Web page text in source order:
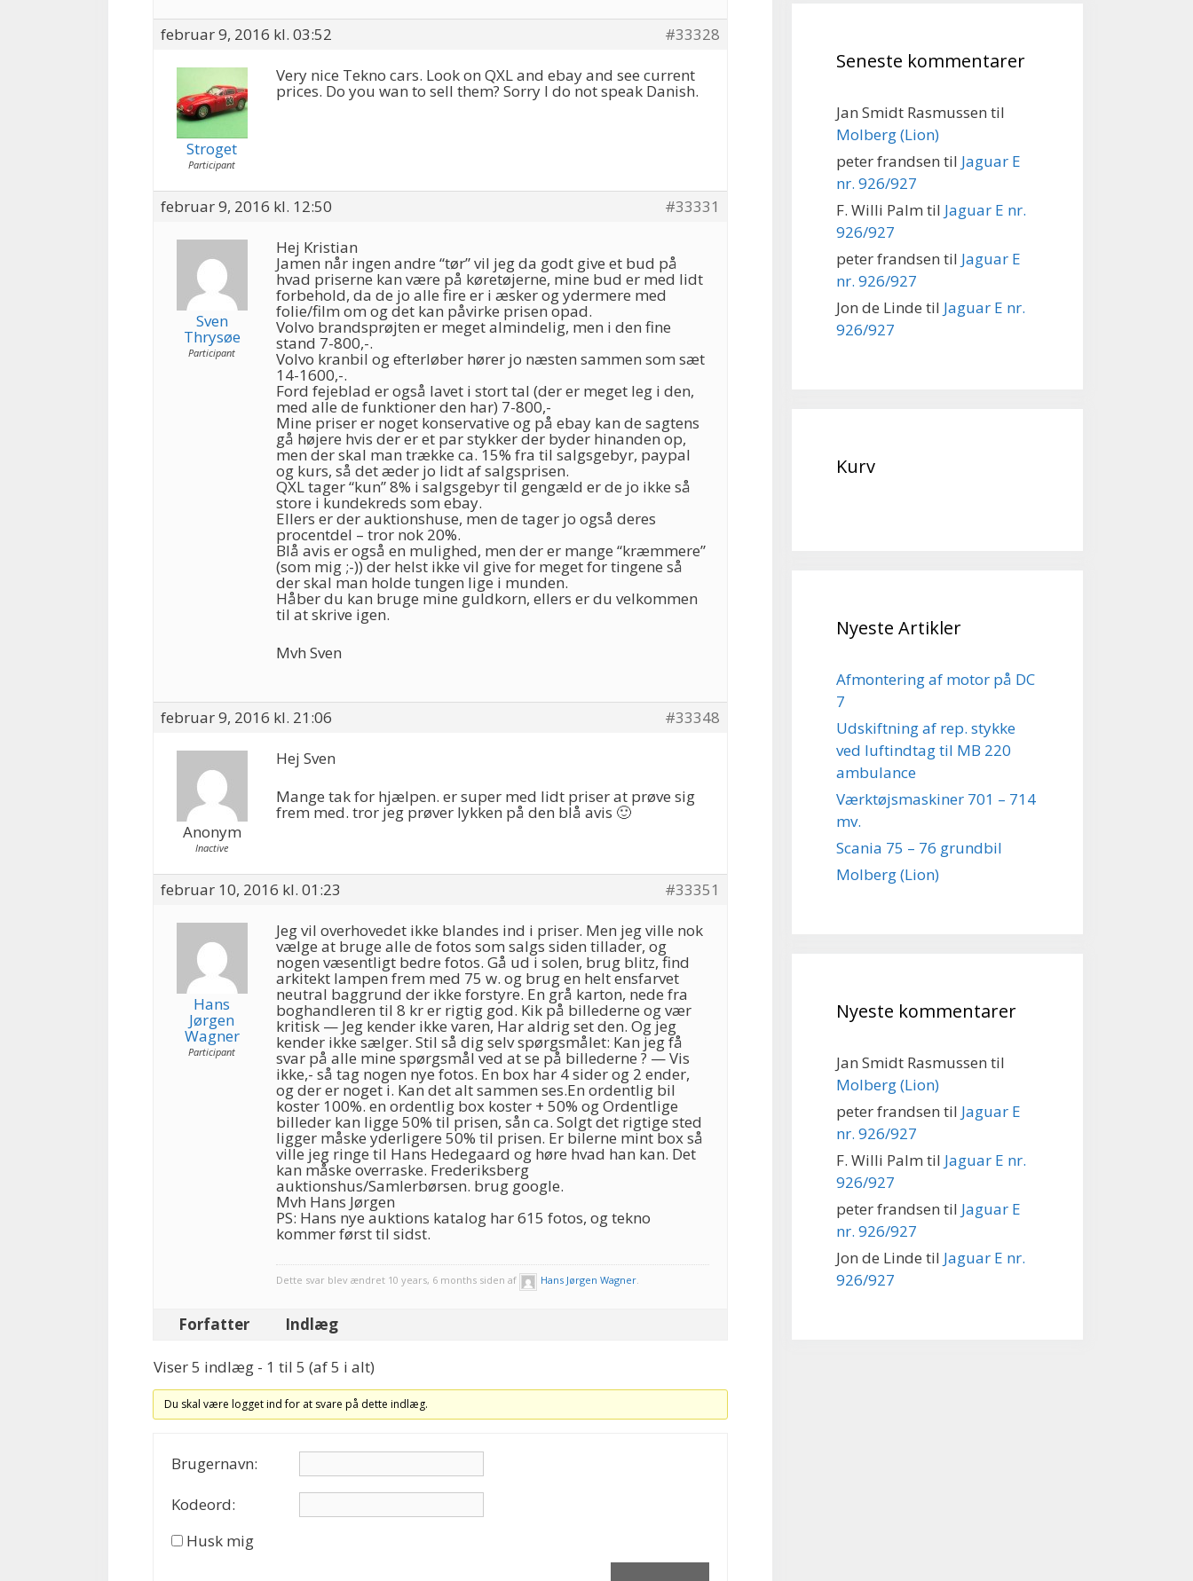
februar 9, 2016 kl. 03:52 #33328
Stroget
Participant
Very nice Tekno cars. Look on QXL and ebay and see current
prices. Do you wan to sell them? Sorry I do not speak Danish.
februar 9, 2016 kl. 12:50 #33331
Sven
Thrysøe
Participant
Hej Kristian
Jamen når ingen andre “tør” vil jeg da godt give et bud på
hvad priserne kan være på køretøjerne, mine bud er med lidt
forbehold, da de jo alle fire er i æsker og ydermere med
folie/film om og det kan påvirke prisen opad.
Volvo brandsprøjten er meget almindelig, men i den fine
stand 7-800,-.
Volvo kranbil og efterløber hører jo næsten sammen som sæt
14-1600,-.
Ford fejeblad er også lavet i stort tal (der er meget leg i den,
med alle de funktioner den har) 7-800,-
Mine priser er noget konservative og på ebay kan de sagtens
gå højere hvis der er et par stykker der byder hinanden op,
men der skal man trække ca. 15% fra til salgsgebyr, paypal
og kurs, så det æder jo lidt af salgsprisen.
QXL tager “kun” 8% i salgsgebyr til gengæld er de jo ikke så
store i kundekreds som ebay.
Ellers er der auktionshuse, men de tager jo også deres
procentdel – tror nok 20%.
Blå avis er også en mulighed, men der er mange “kræmmere”
(som mig ;-)) der helst ikke vil give for meget for tingene så
der skal man holde tungen lige i munden.
Håber du kan bruge mine guldkorn, ellers er du velkommen
til at skrive igen.
Mvh Sven
februar 9, 2016 kl. 21:06 #33348
Anonym
Inactive
Hej Sven
Mange tak for hjælpen. er super med lidt priser at prøve sig
frem med. tror jeg prøver lykken på den blå avis 🙂
februar 10, 2016 kl. 01:23 #33351
Hans
Jørgen
Wagner
Participant
Jeg vil overhovedet ikke blandes ind i priser. Men jeg ville nok
vælge at bruge alle de fotos som salgs siden tillader, og
nogen væsentligt bedre fotos. Gå ud i solen, brug blitz, find
arkitekt lampen frem med 75 w. og brug en helt ensfarvet
neutral baggrund der ikke forstyre. En grå karton, nede fra
boghandleren til 8 kr er rigtig god. Kik på billederne og vær
kritisk — Jeg kender ikke varen, Har aldrig set den. Og jeg
kender ikke sælger. Stil så dig selv spørgsmålet: Kan jeg få
svar på alle mine spørgsmål ved at se på billederne ? — Vis
ikke,- så tag nogen nye fotos. En box har 4 sider og 2 ender,
og der er noget i. Kan det alt sammen ses.En ordentlig bil
koster 100%. en ordentlig box koster + 50% og Ordentlige
billeder kan ligge 50% til prisen, sån ca. Solgt det rigtige sted
ligger måske yderligere 50% til prisen. Er bilerne mint box så
ville jeg ringe til Hans Hedegaard og høre hvad han kan. Det
kan måske overraske. Frederiksberg
auktionshus/Samlerbørsen. brug google.
Mvh Hans Jørgen
PS: Hans nye auktions katalog har 615 fotos, og tekno
kommer først til sidst.
Dette svar blev ændret 10 years, 6 months siden af Hans Jørgen Wagner.
Forfatter Indlæg
Viser 5 indlæg - 1 til 5 (af 5 i alt)
Du skal være logget ind for at svare på dette indlæg.
Brugernavn:
Kodeord:
Husk mig
Seneste kommentarer
Jan Smidt Rasmussen til
Molberg (Lion)
peter frandsen til Jaguar E
nr. 926/927
F. Willi Palm til Jaguar E nr.
926/927
peter frandsen til Jaguar E
nr. 926/927
Jon de Linde til Jaguar E nr.
926/927
Kurv
Nyeste Artikler
Afmontering af motor på DC
7
Udskiftning af rep. stykke
ved luftindtag til MB 220
ambulance
Værktøjsmaskiner 701 – 714
mv.
Scania 75 – 76 grundbil
Molberg (Lion)
Nyeste kommentarer
Jan Smidt Rasmussen til
Molberg (Lion)
peter frandsen til Jaguar E
nr. 926/927
F. Willi Palm til Jaguar E nr.
926/927
peter frandsen til Jaguar E
nr. 926/927
Jon de Linde til Jaguar E nr.
926/927